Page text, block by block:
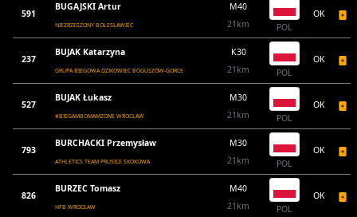
591
BUGAJSKI Artur
NIEZRZESZONY BOLESŁAWIEC
M40
21km
POL
OK
237
BUJAK Katarzyna
GRUPA BIEGOWA DZIKOWIEC BOGUSZÓW-GORCE
K30
21km
POL
OK
527
BUJAK Łukasz
#BIEGAMBOMAMZONE WROCŁAW
M30
21km
POL
OK
793
BURCHACKI Przemysław
ATHLETICS TEAM PRUSICE SKOKOWA
M30
21km
POL
OK
826
BURZEC Tomasz
HFB WROCŁAW
M40
21km
POL
OK